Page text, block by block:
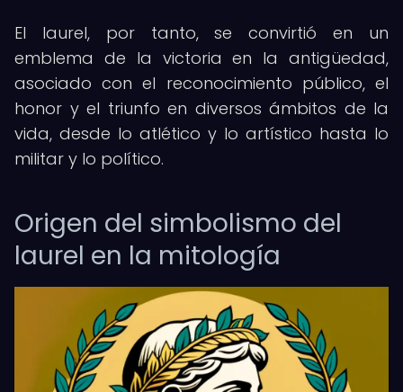
El laurel, por tanto, se convirtió en un
emblema de la victoria en la antigüedad,
asociado con el reconocimiento público, el
honor y el triunfo en diversos ámbitos de la
vida, desde lo atlético y lo artístico hasta lo
militar y lo político.
Origen del simbolismo del
laurel en la mitología